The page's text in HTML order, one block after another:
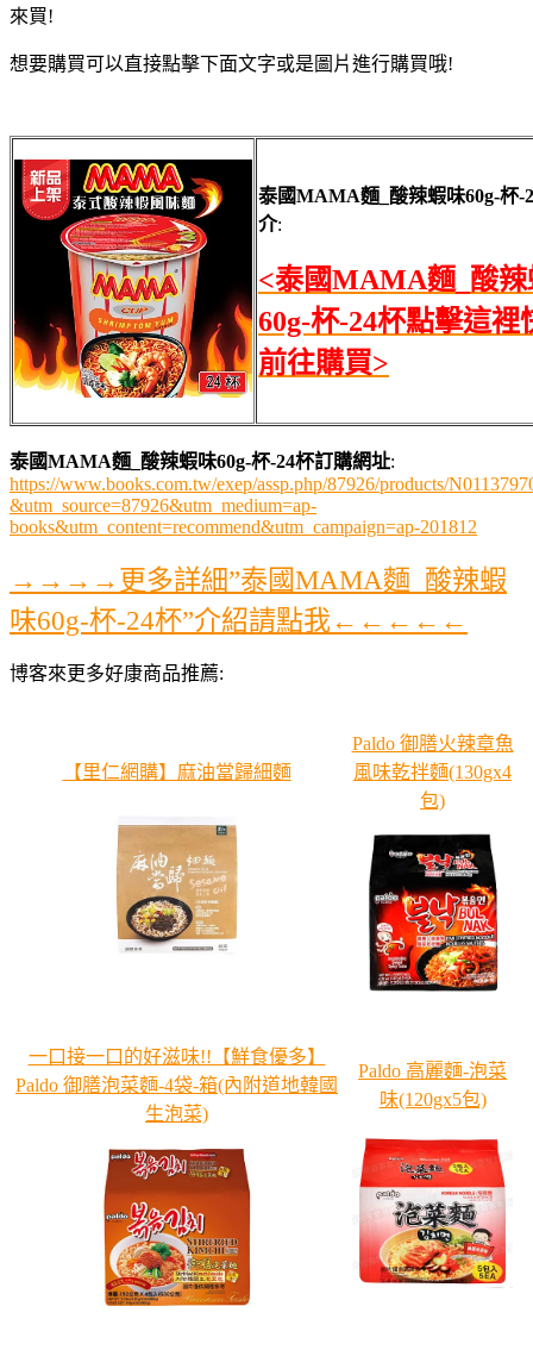
來買!
想要購買可以直接點擊下面文字或是圖片進行購買哦!
泰國MAMA麵_酸辣蝦味60g-杯-
介:
<泰國MAMA麵_酸辣
60g-杯-24杯點擊這裡
前往購買>
泰國MAMA麵_酸辣蝦味60g-杯-24杯訂購網址:
https://www.books.com.tw/exep/assp.php/87926/products/
&utm_source=87926&utm_medium=ap-
books&utm_content=recommend&utm_campaign=ap-201812
→→→→更多詳細”泰國MAMA麵_酸辣蝦
味60g-杯-24杯”介紹請點我←←←←←
博客來更多好康商品推薦:
【里仁網購】麻油當歸細麵
Paldo 御膳火辣章魚
風味乾拌麵(130gx4
包)
一口接一口的好滋味!!【鮮食優多】
Paldo 御膳泡菜麵-4袋-箱(內附道地韓國
生泡菜)
Paldo 高麗麵-泡菜
味(120gx5包)